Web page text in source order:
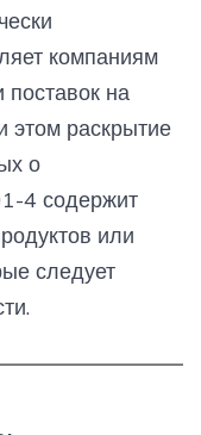
компаниям
поставок на
этом раскрытие
о
4 содержит
или
следует